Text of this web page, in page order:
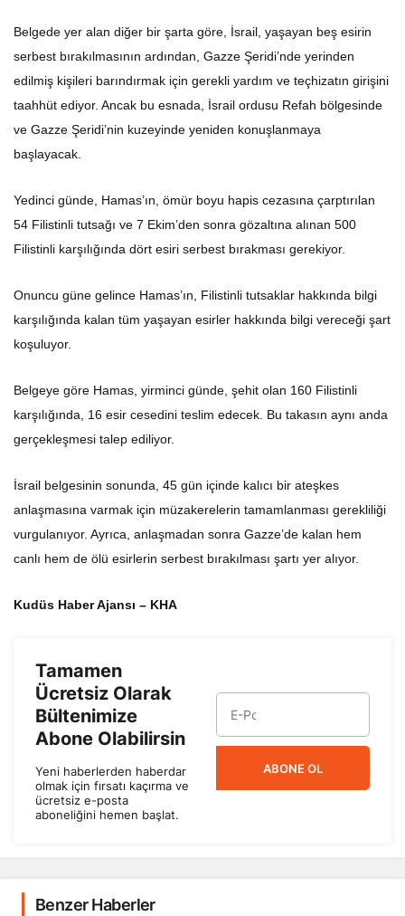
Belgede yer alan diğer bir şarta göre, İsrail, yaşayan beş esirin
serbest bırakılmasının ardından, Gazze Şeridi’nde yerinden
edilmiş kişileri barındırmak için gerekli yardım ve teçhizatın girişini
taahhüt ediyor. Ancak bu esnada, İsrail ordusu Refah bölgesinde
ve Gazze Şeridi’nin kuzeyinde yeniden konuşlanmaya
başlayacak.
Yedinci günde, Hamas’ın, ömür boyu hapis cezasına çarptırılan
54 Filistinli tutsağı ve 7 Ekim’den sonra gözaltına alınan 500
Filistinli karşılığında dört esiri serbest bırakması gerekiyor.
Onuncu güne gelince Hamas’ın, Filistinli tutsaklar hakkında bilgi
karşılığında kalan tüm yaşayan esirler hakkında bilgi vereceği şart
koşuluyor.
Belgeye göre Hamas, yirminci günde, şehit olan 160 Filistinli
karşılığında, 16 esir cesedini teslim edecek. Bu takasın aynı anda
gerçekleşmesi talep ediliyor.
İsrail belgesinin sonunda, 45 gün içinde kalıcı bir ateşkes
anlaşmasına varmak için müzakerelerin tamamlanması gerekliliği
vurgulanıyor. Ayrıca, anlaşmadan sonra Gazze’de kalan hem
canlı hem de ölü esirlerin serbest bırakılması şartı yer alıyor.
Kudüs Haber Ajansı – KHA
Tamamen
Ücretsiz Olarak
Bültenimize
Abone Olabilirsin
Yeni haberlerden haberdar
olmak için fırsatı kaçırma ve
ücretsiz e-posta
aboneliğini hemen başlat.
ABONE OL
Benzer Haberler